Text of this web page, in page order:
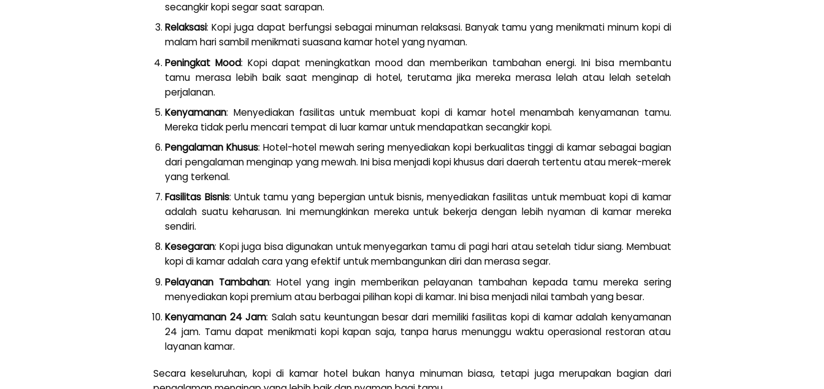
secangkir kopi segar saat sarapan.
Relaksasi: Kopi juga dapat berfungsi sebagai minuman relaksasi. Banyak tamu yang menikmati minum kopi di
malam hari sambil menikmati suasana kamar hotel yang nyaman.
Peningkat Mood: Kopi dapat meningkatkan mood dan memberikan tambahan energi. Ini bisa membantu
tamu merasa lebih baik saat menginap di hotel, terutama jika mereka merasa lelah atau lelah setelah
perjalanan.
Kenyamanan: Menyediakan fasilitas untuk membuat kopi di kamar hotel menambah kenyamanan tamu.
Mereka tidak perlu mencari tempat di luar kamar untuk mendapatkan secangkir kopi.
Pengalaman Khusus: Hotel-hotel mewah sering menyediakan kopi berkualitas tinggi di kamar sebagai bagian
dari pengalaman menginap yang mewah. Ini bisa menjadi kopi khusus dari daerah tertentu atau merek-merek
yang terkenal.
Fasilitas Bisnis: Untuk tamu yang bepergian untuk bisnis, menyediakan fasilitas untuk membuat kopi di kamar
adalah suatu keharusan. Ini memungkinkan mereka untuk bekerja dengan lebih nyaman di kamar mereka
sendiri.
Kesegaran: Kopi juga bisa digunakan untuk menyegarkan tamu di pagi hari atau setelah tidur siang. Membuat
kopi di kamar adalah cara yang efektif untuk membangunkan diri dan merasa segar.
Pelayanan Tambahan: Hotel yang ingin memberikan pelayanan tambahan kepada tamu mereka sering
menyediakan kopi premium atau berbagai pilihan kopi di kamar. Ini bisa menjadi nilai tambah yang besar.
Kenyamanan 24 Jam: Salah satu keuntungan besar dari memiliki fasilitas kopi di kamar adalah kenyamanan
24 jam. Tamu dapat menikmati kopi kapan saja, tanpa harus menunggu waktu operasional restoran atau
layanan kamar.
Secara keseluruhan, kopi di kamar hotel bukan hanya minuman biasa, tetapi juga merupakan bagian dari